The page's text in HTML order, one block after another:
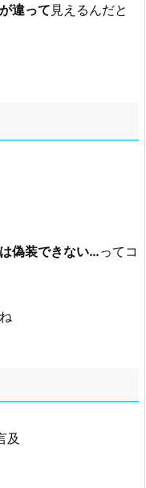
違って見えるんだと
偽装できない…ってコ
及